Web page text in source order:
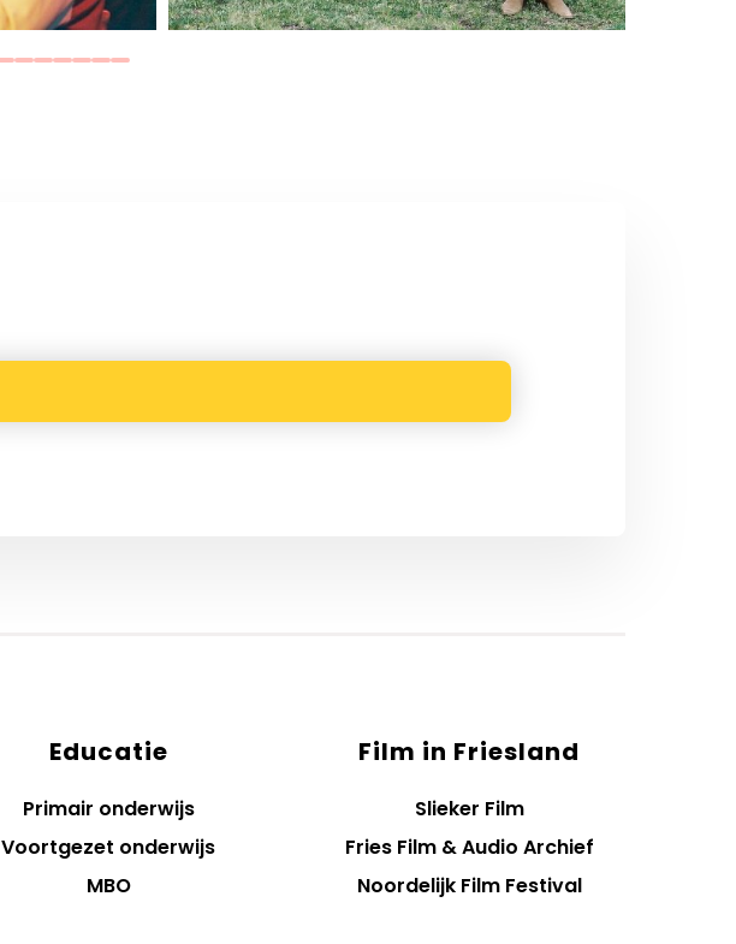
Educatie
Primair onderwijs
Voortgezet onderwijs
MBO
Film in Friesland
Slieker Film
Fries Film & Audio Archief
Noordelijk Film Festival